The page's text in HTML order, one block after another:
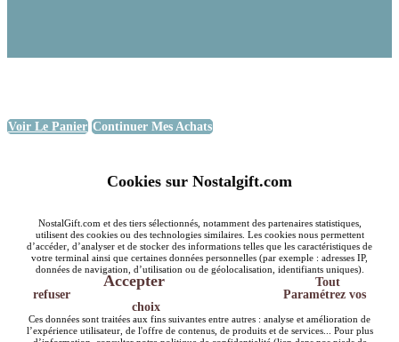
Voir Le Panier Continuer Mes Achats
Cookies sur Nostalgift.com
NostalGift.com et des tiers sélectionnés, notamment des partenaires statistiques,
utilisent des cookies ou des technologies similaires. Les cookies nous permettent
d’accéder, d’analyser et de stocker des informations telles que les caractéristiques de
votre terminal ainsi que certaines données personnelles (par exemple : adresses IP,
données de navigation, d’utilisation ou de géolocalisation, identifiants uniques).
Accepter
Tout
refuser
Paramétrez vos
choix
Ces données sont traitées aux fins suivantes entre autres : analyse et amélioration de
l’expérience utilisateur, de l'offre de contenus, de produits et de services... Pour plus